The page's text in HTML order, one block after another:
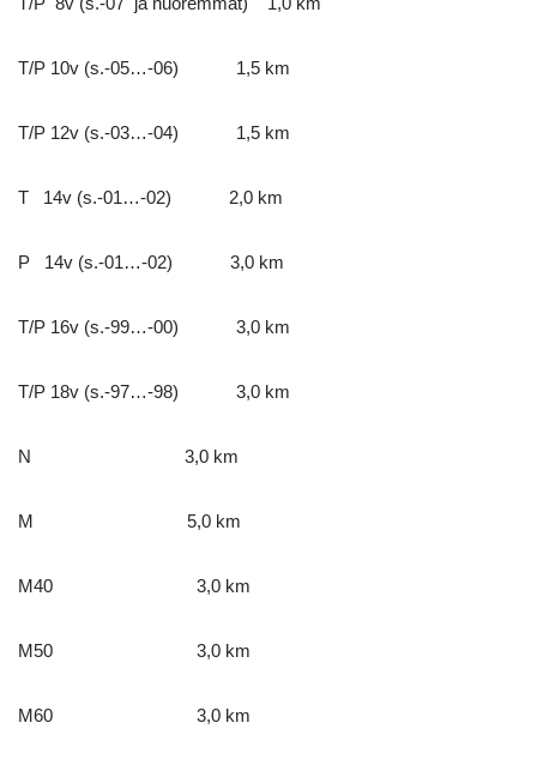
T/P 10v (s.-05…-06) 1,5 km
T/P 12v (s.-03…-04) 1,5 km
T 14v (s.-01…-02) 2,0 km
P 14v (s.-01…-02) 3,0 km
T/P 16v (s.-99…-00) 3,0 km
T/P 18v (s.-97…-98) 3,0 km
N 3,0 km
M 5,0 km
M40 3,0 km
M50 3,0 km
M60 3,0 km